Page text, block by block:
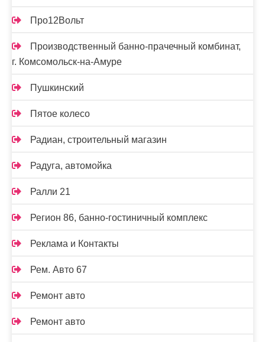
Про12Вольт
Производственный банно-прачечный комбинат,
г. Комсомольск-на-Амуре
Пушкинский
Пятое колесо
Радиан, строительный магазин
Радуга, автомойка
Ралли 21
Регион 86, банно-гостиничный комплекс
Реклама и Контакты
Рем. Авто 67
Ремонт авто
Ремонт авто